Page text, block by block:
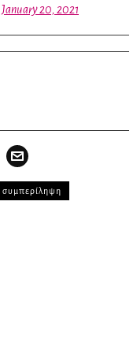
January 20, 2021
συμπερίληψη